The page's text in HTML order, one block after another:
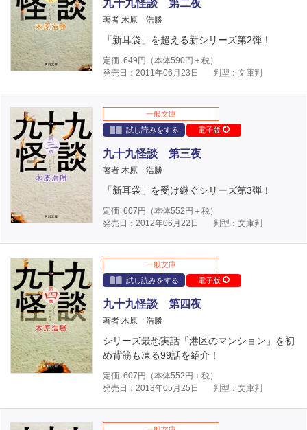
九十九怪談 第二夜
著者 木原 浩勝
「新耳袋」を超える新シリーズ第2弾！
定価 649 円（本体590円＋税）
発売日：2011年06月23日
判型：文庫判
一般文庫
試し読みをする
電子版
九十九怪談 第三夜
著者 木原 浩勝
「新耳袋」を受け継ぐシリーズ第3弾！
定価 607 円（本体552 円＋税）
発売日：2012年06月22日
判型：文庫判
一般文庫
試し読みをする
電子版
九十九怪談 第四夜
著者 木原 浩勝
シリーズ最恐実話「港区のマンション」を初
め背筋も凍る99話を紹介！
定価 607 円（本体552 円＋税）
発売日：2013年05月25日
判型：文庫判